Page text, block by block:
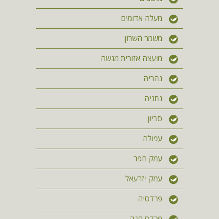
מעלה אדומים
משמר השרון
מועצה אזורית מנשה
נהריה
נתניה
סביון
עפולה
עמק חפר
עמק יזרעאל
פרדסיה